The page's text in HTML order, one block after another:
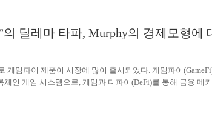
의 딜레마 타파, Murphy의 경제모형에
게임파이 제품이 시장에 많이 출시되었다. 게임파이
인 게임 시스템으로, 게임과 디파이(DeFi)를 통해 금융 메커
임파이(GameFi) 중 플레이어는 게임 내에서 아이템을 구매하